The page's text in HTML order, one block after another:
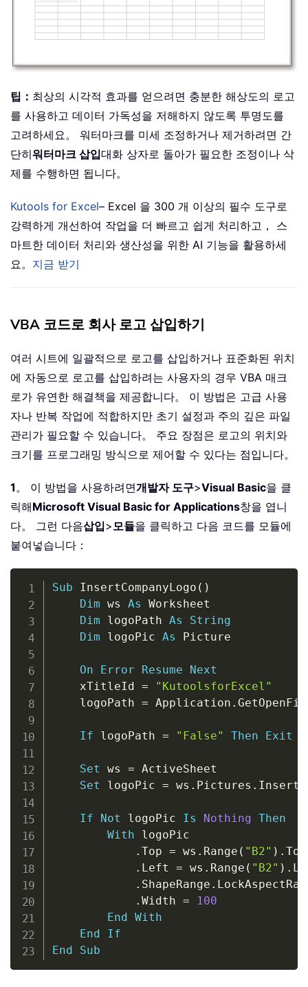
팁： 최상의 시각적 효과를 얻으려면 충분한 해상도의 로고
를 사용하고 데이터 가독성을 저해하지 않도록 투명도를
고려하세요。 워터마크를 미세 조정하거나 제거하려면 간
단히워터마크 삽입대화 상자로 돌아가 필요한 조정이나 삭
제를 수행하면 됩니다。
Kutools for Excel– Excel 을 300 개 이상의 필수 도구로
강력하게 개선하여 작업을 더 빠르고 쉽게 처리하고， 스
마트한 데이터 처리와 생산성을 위한 AI 기능을 활용하세
요。 지금 받기
VBA 코드로 회사 로고 삽입하기
여러 시트에 일괄적으로 로고를 삽입하거나 표준화된 위치
에 자동으로 로고를 삽입하려는 사용자의 경우 VBA 매크
로가 유연한 해결책을 제공합니다。 이 방법은 고급 사용
자나 반복 작업에 적합하지만 초기 설정과 주의 깊은 파일
관리가 필요할 수 있습니다。 주요 장점은 로고의 위치와
크기를 프로그래밍 방식으로 제어할 수 있다는 점입니다。
1。 이 방법을 사용하려면개발자 도구>Visual Basic을 클
릭해Microsoft Visual Basic for Applications창을 엽니
다。 그런 다음삽입>모듈을 클릭하고 다음 코드를 모듈에
붙여넣습니다：
Sub InsertCompanyLogo ( )
Dim ws As Worksheet
Dim logoPath As
String
Dim logoPic As Picture
On Error Resume
Next
    xTitleId
=
"KutoolsforExcel"
    logoPath
= Application .
If logoPath = "False" Then Exit
Set ws = ActiveSheet
Set logoPic = ws . Pictures . Insert
If Not logoPic Is Nothing Then
With logoPic
. Top = ws . Range ( "B2" ) . Top
. Left = ws . Range ( "B2" ) .
. ShapeRange .
. Width =
100
End
With
End
If
End
Sub